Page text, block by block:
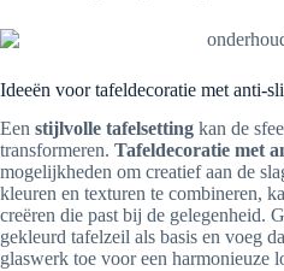
Ideeën voor tafeldecoratie met anti-
Een stijlvolle tafelsetting kan de
transformeren. Tafeldecoratie met
mogelijkheden om creatief aan de
kleuren en texturen te combineren,
creëren die past bij de gelegenheid.
gekleurd tafelzeil als basis en voeg
glaswerk toe voor een harmonieuze